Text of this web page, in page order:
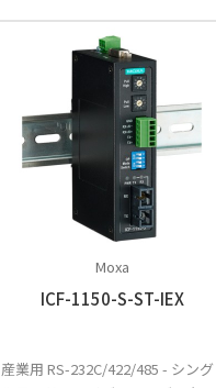
Moxa
ICF-1150-S-ST-IEX
産業用 RS-232C/422/485 - シング